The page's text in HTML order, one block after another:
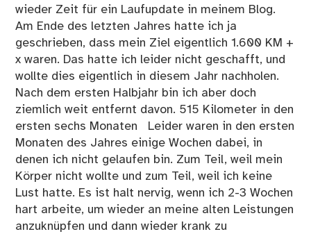
wieder Zeit für ein Laufupdate in meinem Blog.
Am Ende des letzten Jahres hatte ich ja
geschrieben, dass mein Ziel eigentlich 1.600 KM +
x waren. Das hatte ich leider nicht geschafft, und
wollte dies eigentlich in diesem Jahr nachholen.
Nach dem ersten Halbjahr bin ich aber doch
ziemlich weit entfernt davon. 515 Kilometer in den
ersten sechs Monaten Leider waren in den ersten
Monaten des Jahres einige Wochen dabei, in
denen ich nicht gelaufen bin. Zum Teil, weil mein
Körper nicht wollte und zum Teil, weil ich keine
Lust hatte. Es ist halt nervig, wenn ich 2-3 Wochen
hart arbeite, um wieder an meine alten Leistungen
anzuknüpfen und dann wieder krank zu